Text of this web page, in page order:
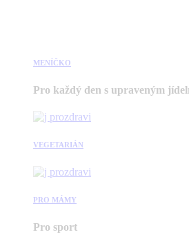
MENÍČKO
Pro každý den s upraveným
VEGETARIÁN
PRO MÁMY
Pro sport